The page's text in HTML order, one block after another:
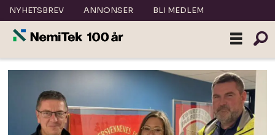
NYHETSBREV ANNONSER BLI MEDLEM